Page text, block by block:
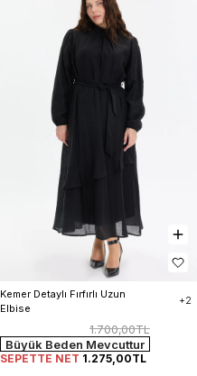
Kemer Detaylı Fırfırlı Uzun
Elbise
+2
1.700,00TL
Büyük Beden Mevcuttur
SEPETTE NET 1.275,00TL